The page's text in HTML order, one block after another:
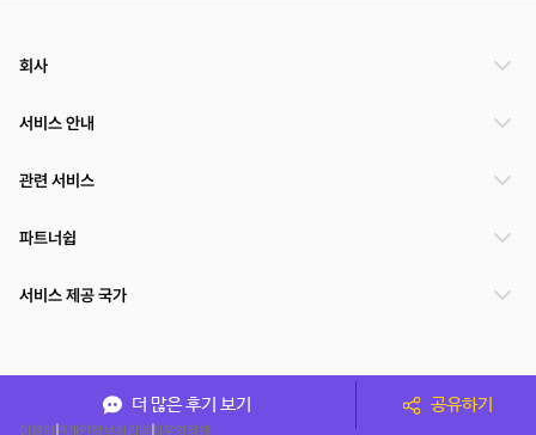
더 많은 후기 보기 공유하기
회사
서비스 안내
관련 서비스
파트너쉽
서비스 제공 국가
이용약관개인정보처리방침운영정책